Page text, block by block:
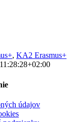
, KA2 Erasmus+
údajov